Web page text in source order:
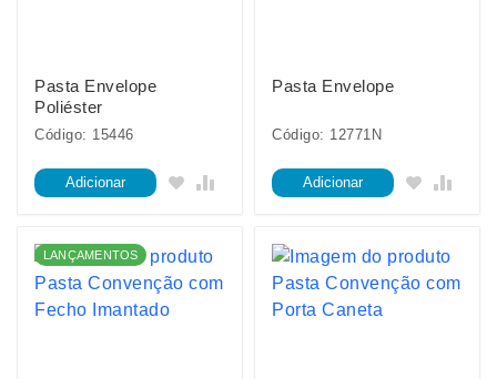
Pasta Envelope
Poliéster
Código: 15446
Adicionar
Pasta Envelope
Código: 12771N
Adicionar
LANÇAMENTOS